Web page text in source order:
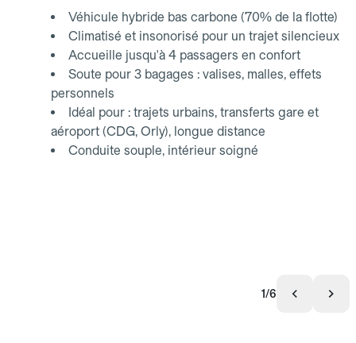
Véhicule hybride bas carbone (70% de la flotte)
Climatisé et insonorisé pour un trajet silencieux
Accueille jusqu'à 4 passagers en confort
Soute pour 3 bagages : valises, malles, effets
personnels
Idéal pour : trajets urbains, transferts gare et
aéroport (CDG, Orly), longue distance
Conduite souple, intérieur soigné
1/6